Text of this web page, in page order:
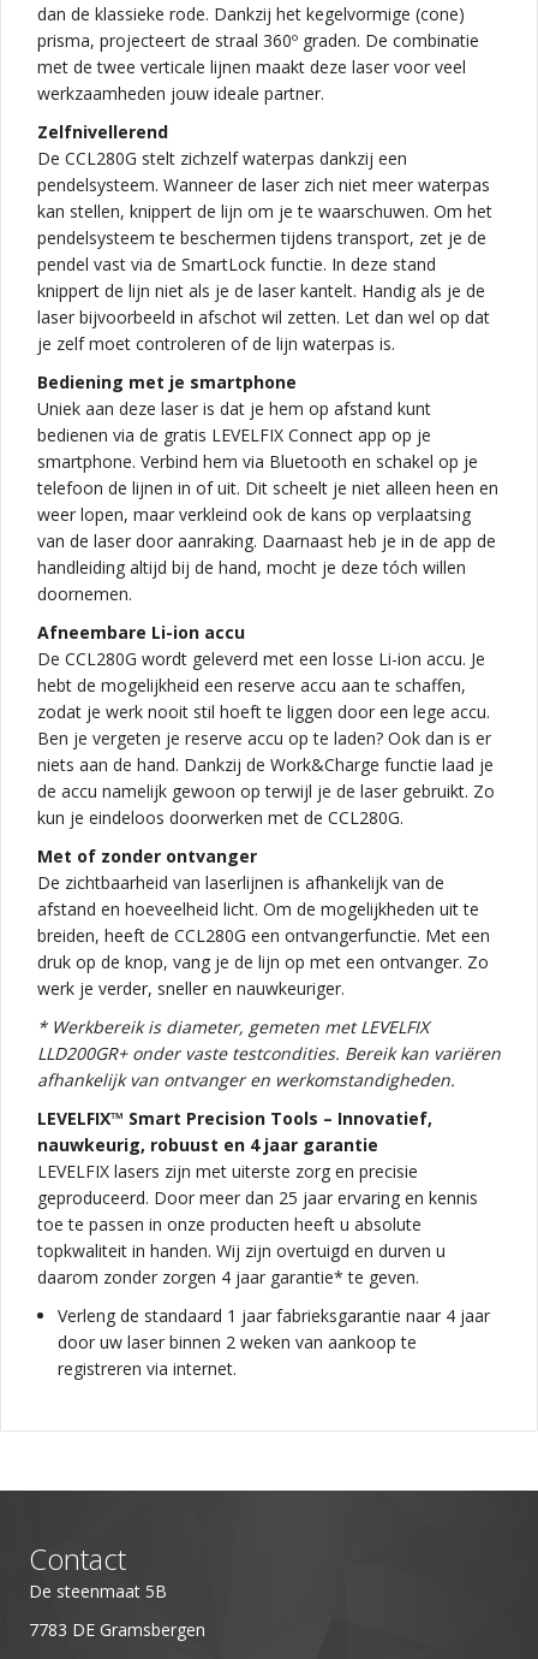
dan de klassieke rode. Dankzij het kegelvormige (cone)
prisma, projecteert de straal 360º graden. De combinatie
met de twee verticale lijnen maakt deze laser voor veel
werkzaamheden jouw ideale partner.
Zelfnivellerend
De CCL280G stelt zichzelf waterpas dankzij een
pendelsysteem. Wanneer de laser zich niet meer waterpas
kan stellen, knippert de lijn om je te waarschuwen. Om het
pendelsysteem te beschermen tijdens transport, zet je de
pendel vast via de SmartLock functie. In deze stand
knippert de lijn niet als je de laser kantelt. Handig als je de
laser bijvoorbeeld in afschot wil zetten. Let dan wel op dat
je zelf moet controleren of de lijn waterpas is.
Bediening met je smartphone
Uniek aan deze laser is dat je hem op afstand kunt
bedienen via de gratis LEVELFIX Connect app op je
smartphone. Verbind hem via Bluetooth en schakel op je
telefoon de lijnen in of uit. Dit scheelt je niet alleen heen en
weer lopen, maar verkleind ook de kans op verplaatsing
van de laser door aanraking. Daarnaast heb je in de app de
handleiding altijd bij de hand, mocht je deze tóch willen
doornemen.
Afneembare Li-ion accu
De CCL280G wordt geleverd met een losse Li-ion accu. Je
hebt de mogelijkheid een reserve accu aan te schaffen,
zodat je werk nooit stil hoeft te liggen door een lege accu.
Ben je vergeten je reserve accu op te laden? Ook dan is er
niets aan de hand. Dankzij de Work&Charge functie laad je
de accu namelijk gewoon op terwijl je de laser gebruikt. Zo
kun je eindeloos doorwerken met de CCL280G.
Met of zonder ontvanger
De zichtbaarheid van laserlijnen is afhankelijk van de
afstand en hoeveelheid licht. Om de mogelijkheden uit te
breiden, heeft de CCL280G een ontvangerfunctie. Met een
druk op de knop, vang je de lijn op met een ontvanger. Zo
werk je verder, sneller en nauwkeuriger.
* Werkbereik is diameter, gemeten met LEVELFIX
LLD200GR+ onder vaste testcondities. Bereik kan variëren
afhankelijk van ontvanger en werkomstandigheden.
LEVELFIX™ Smart Precision Tools – Innovatief,
nauwkeurig, robuust en 4 jaar garantie
LEVELFIX lasers zijn met uiterste zorg en precisie
geproduceerd. Door meer dan 25 jaar ervaring en kennis
toe te passen in onze producten heeft u absolute
topkwaliteit in handen. Wij zijn overtuigd en durven u
daarom zonder zorgen 4 jaar garantie* te geven.
Verleng de standaard 1 jaar fabrieksgarantie naar 4 jaar
door uw laser binnen 2 weken van aankoop te
registreren via internet.
Contact
De steenmaat 5B
7783 DE Gramsbergen